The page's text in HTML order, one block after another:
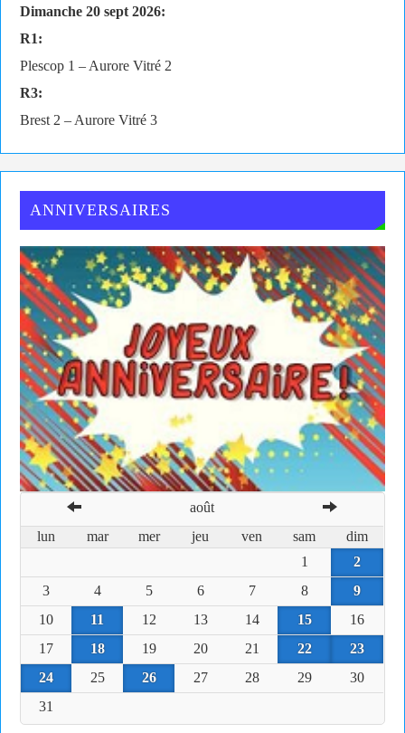
Dimanche 20 sept 2026:
R1:
Plescop 1 – Aurore Vitré 2
R3:
Brest 2 – Aurore Vitré 3
ANNIVERSAIRES
août
lun
mar mer jeu ven sam
dim
1
2
3
4 5 6 7 8
9
10
11 12 13 14 15
16
17
18 19 20 21 22
23
24
25 26 27 28 29
30
31